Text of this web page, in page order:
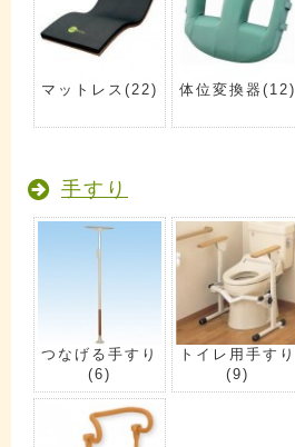
マットレス (22) 体位変換器 (12)
手すり
つなげる手すり
(6)
トイレ用手すり
(9)